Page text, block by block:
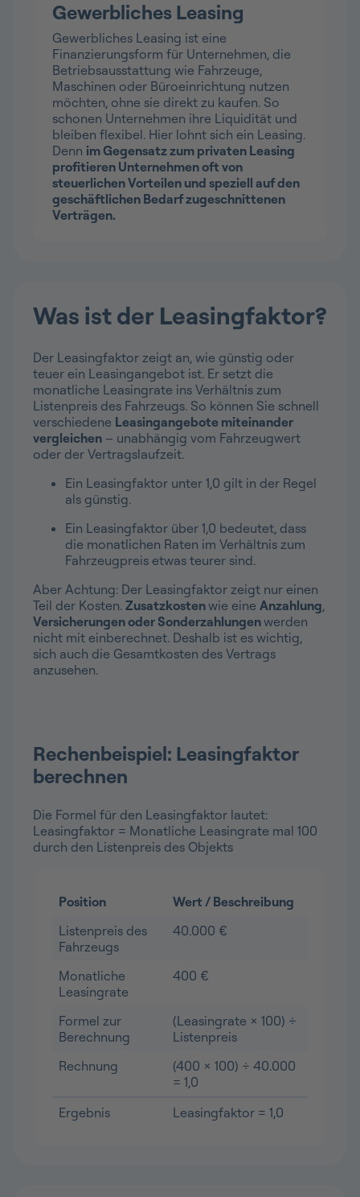
Gewerbliches Leasing
Gewerbliches Leasing ist eine
Finanzierungsform für Unternehmen, die
Betriebsausstattung wie Fahrzeuge,
Maschinen oder Büroeinrichtung nutzen
möchten, ohne sie direkt zu kaufen. So
schonen Unternehmen ihre Liquidität und
bleiben flexibel. Hier lohnt sich ein Leasing.
Denn im Gegensatz zum privaten Leasing
profitieren Unternehmen oft von
steuerlichen Vorteilen und speziell auf den
geschäftlichen Bedarf zugeschnittenen
Verträgen.
Was ist der Leasingfaktor?
Der Leasingfaktor zeigt an, wie günstig oder
teuer ein Leasingangebot ist. Er setzt die
monatliche Leasingrate ins Verhältnis zum
Listenpreis des Fahrzeugs. So können Sie schnell
verschiedene Leasingangebote miteinander
vergleichen – unabhängig vom Fahrzeugwert
oder der Vertragslaufzeit.
Ein Leasingfaktor unter 1,0 gilt in der Regel
als günstig.
Ein Leasingfaktor über 1,0 bedeutet, dass
die monatlichen Raten im Verhältnis zum
Fahrzeugpreis etwas teurer sind.
Aber Achtung: Der Leasingfaktor zeigt nur einen
Teil der Kosten. Zusatzkostenwie eine Anzahlung,
Versicherungen oder Sonderzahlungenwerden
nicht mit einberechnet. Deshalb ist es wichtig,
sich auch die Gesamtkosten des Vertrags
anzusehen.
Rechenbeispiel: Leasingfaktor
berechnen
Die Formel für den Leasingfaktor lautet:
Leasingfaktor = Monatliche Leasingrate mal 100
durch den Listenpreis des Objekts
Position
Wert / Beschreibung
Listenpreis des
Fahrzeugs
40.000 €
Monatliche
Leasingrate
400 €
Formel zur
Berechnung
(Leasingrate × 100) ÷
Listenpreis
Rechnung
(400 × 100) ÷ 40.000
= 1,0
Ergebnis
Leasingfaktor = 1,0